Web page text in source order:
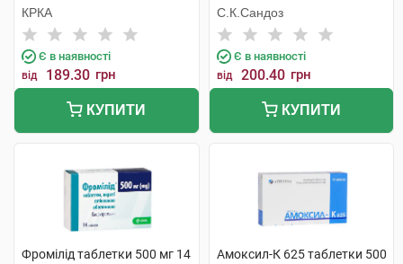
КРКА
Є в наявності
від 189.30 грн
КУПИТИ
С.К.Сандоз
Є в наявності
від 200.40 грн
КУПИТИ
Фромілід таблетки 500 мг 14
Амоксил-К 625 таблетки 500